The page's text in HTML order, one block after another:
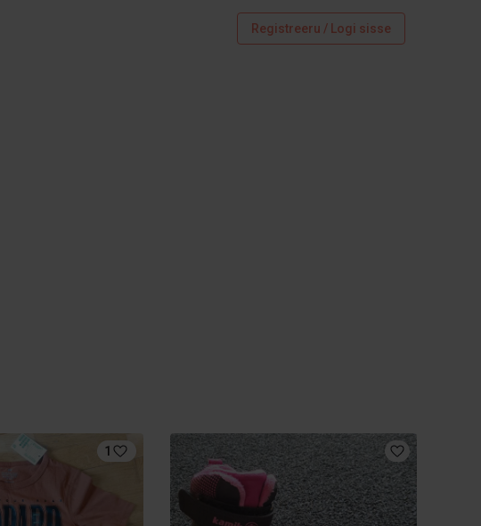
Registreeru / Logi sisse
1